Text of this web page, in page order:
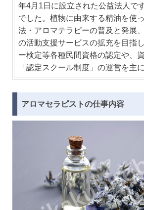
年4月1日に設立された公益法人で
でした。植物に由来する精油を使
法・アロマテラピーの普及と発展
の活動支援サービスの拡充を目指
ー検定等各種民間資格の認定や、
「認定スクール制度」の運営を主
アロマセラピストの仕事内容